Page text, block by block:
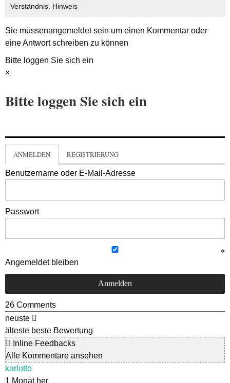
Verständnis. Hinweis
Sie müssenangemeldetsein um einen Kommentar oder
eine Antwort schreiben zu können
Bitte loggen Sie sich ein
×
Bitte loggen Sie sich ein
ANMELDEN REGISTRIERUNG
Benutzername oder E-Mail-Adresse
Passwort
Angemeldet bleiben
26 Comments
neuste
älteste beste Bewertung
Inline Feedbacks
Alle Kommentare ansehen
karlotto
1 Monat her